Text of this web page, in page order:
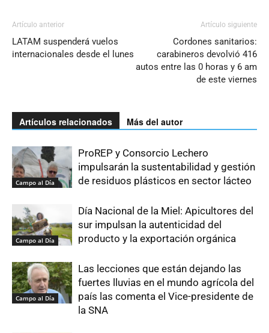
Artículo anterior
LATAM suspenderá vuelos
internacionales desde el lunes
Artículo siguiente
Cordones sanitarios:
carabineros devolvió 416
autos entre las 0 horas y 6 am
de este viernes
Artículos relacionados Más del autor
Campo al Día
ProREP y Consorcio Lechero
impulsarán la sustentabilidad y gestión
de residuos plásticos en sector lácteo
Campo al Día
Día Nacional de la Miel: Apicultores del
sur impulsan la autenticidad del
producto y la exportación orgánica
Campo al Día
Las lecciones que están dejando las
fuertes lluvias en el mundo agrícola del
país las comenta el Vice-presidente de
la SNA